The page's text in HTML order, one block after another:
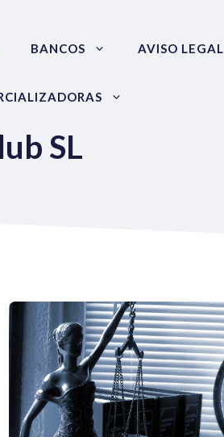
BANCOS AVISO LEGAL
SL